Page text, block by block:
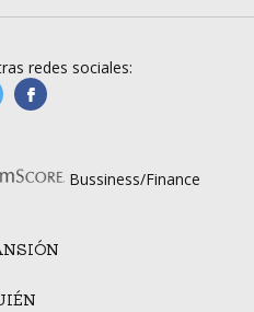
redes sociales:
manufacturaGE
Bussiness/Finance